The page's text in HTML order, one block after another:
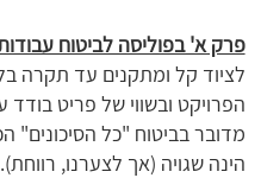
פרק א' בפוליסה לביטוח
מדובר בביטוח "כל הסיכונים"
הינה שגויה (אך לצערנו, רווחת).